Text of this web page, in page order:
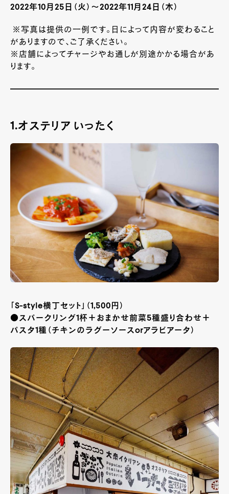
2022年10月25日（火）～2022年11月24日（木）
※写真は提供の一例です。日によって内容が変わること
がありますので、ご了承ください。
※店舗によってチャージやお通しが別途かかる場合があ
ります。
1.オステリア いったく
「S-style横丁セット」（1,500円）
●スパークリング1杯＋おまかせ前菜5種盛り合わせ＋
パスタ1種（チキンのラグーソースorアラビアータ）